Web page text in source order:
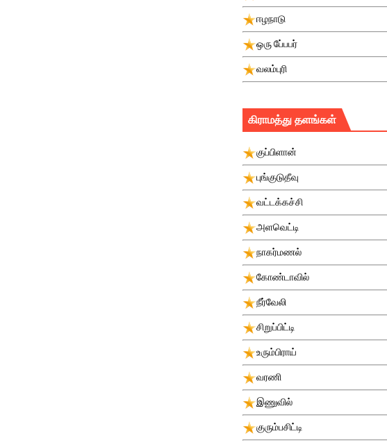
ஈழநாடு
ஒரு பே்பபர்
வலம்புரி
கிராமத்து தளங்கள்
குப்பிளான்
புங்குடுதீவு
வட்டக்கச்சி
அளவெட்டி
நாகர்மணல்
கோண்டாவில்
நீர்வேலி
சிறுப்பிட்டி
உரும்பிராய்
வரணி
இணுவில்
குரும்பசிட்டி